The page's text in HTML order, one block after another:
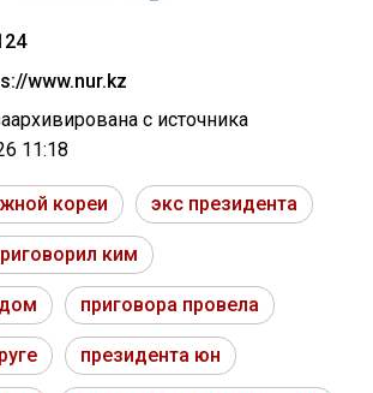
www.nur.kz
с источника
11:18
кореи экс президента
ким
приговора провела
президента юн